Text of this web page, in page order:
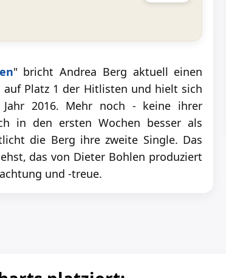
" bricht Andrea Berg aktuell einen
Platz 1 der Hitlisten und hielt sich
2016. Mehr noch - keine ihrer
in den ersten Wochen besser als
die Berg ihre zweite Single. Das
das von Dieter Bohlen produziert
und -treue.